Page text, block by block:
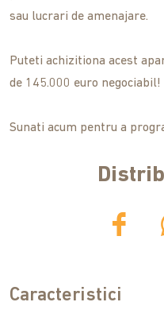
sau lucrari de amenajare.
Puteti achizitiona acest
de 145.000 euro
Sunati acum pentru a
Caracteristici